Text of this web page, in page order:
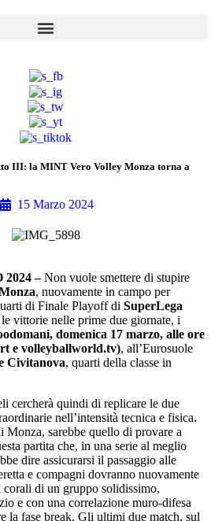
III: la MINT Vero Volley Monza torna a
15 Marzo 2024
2024 –Non vuole smettere di stupire
, nuovamente in campo per
di Finale Playoff di SuperLega
vittorie nelle prime due giornate, i
domenica 17 marzo, alle ore
e volleyballworld.tv), all’Eurosuole
Civitanova, quarti della classe in
cercherà quindi di replicare le due
nell’intensità tecnica e fisica.
Monza, sarebbe quello di provare a
partita che, in una serie al meglio
dire assicurarsi il passaggio alle
e compagni dovranno nuovamente
di un gruppo solidissimo,
e con una correlazione muro-difesa
la fase break. Gli ultimi due match, sul